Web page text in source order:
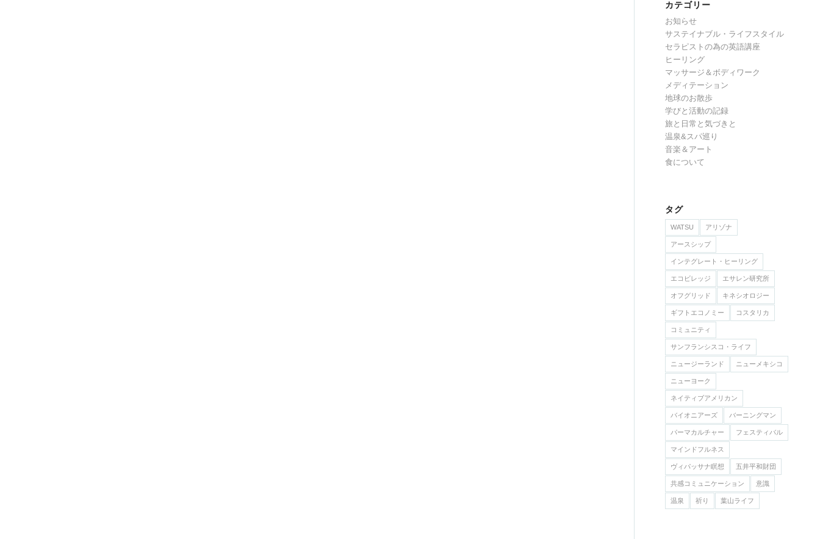
カテゴリー
お知らせ
サステイナブル・ライフスタイル
セラピストの為の英語講座
ヒーリング
マッサージ＆ボディワーク
メディテーション
地球のお散歩
学びと活動の記録
旅と日常と気づきと
温泉&スパ巡り
音楽＆アート
食について
タグ
WATSU アリゾナ
アースシップ
インテグレート・ヒーリング
エコビレッジ エサレン研究所
オフグリッド キネシオロジー
ギフトエコノミー コスタリカ
コミュニティ
サンフランシスコ・ライフ
ニュージーランド ニューメキシコ
ニューヨーク
ネイティブアメリカン
バイオニアーズ バーニングマン
パーマカルチャー フェスティバル
マインドフルネス
ヴィパッサナ瞑想 五井平和財団
共感コミュニケーション 意識
温泉 祈り 葉山ライフ